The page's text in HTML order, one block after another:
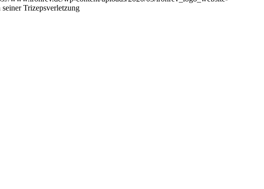
Trizepsverletzung